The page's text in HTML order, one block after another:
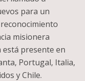
para un
misionera
está presente en
Portugal, Italia,
y Chile.